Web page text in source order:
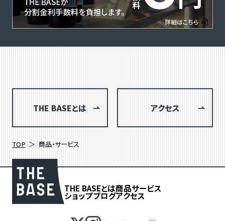
THE BASEとは アクセス
TOP 商品・サービス
THE BASEとは商品サービス
ショップブログアクセス